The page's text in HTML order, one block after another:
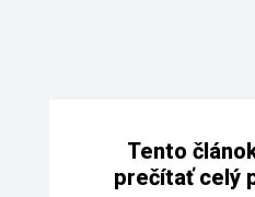
Tento
prečítať celý